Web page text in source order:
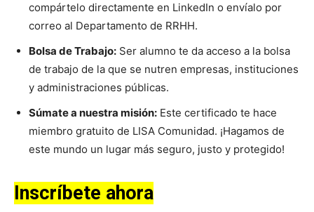
compártelo directamente en LinkedIn o envíalo por
correo al Departamento de RRHH.
Bolsa de Trabajo: Ser alumno te da acceso a la bolsa
de trabajo de la que se nutren empresas, instituciones
y administraciones públicas.
Súmate a nuestra misión: Este certificado te hace
miembro gratuito de LISA Comunidad. ¡Hagamos de
este mundo un lugar más seguro, justo y protegido!
Inscríbete ahora